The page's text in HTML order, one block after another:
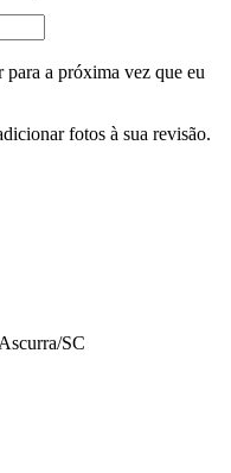
para a próxima vez que eu
fotos à sua revisão.
SC